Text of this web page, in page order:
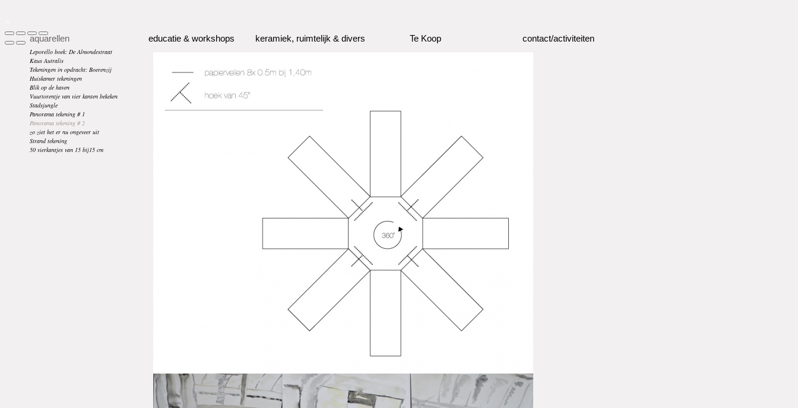
aquarellen
Leporello boek: De Almondestraat
Kaus Autralis
Tekeningen in opdracht: Boerenzij
Huiskamer tekeningen
Blik op de haven
Vuurtorentje van vier kanten bekeken
Stadsjungle
Panorama tekening # 1
Panorama tekening # 2
zo ziet het er nu ongeveer uit
Strand tekening
50 vierkantjes van 15 bij15 cm
educatie & workshops keramiek, ruimtelijk & divers Te Koop contact/activiteiten